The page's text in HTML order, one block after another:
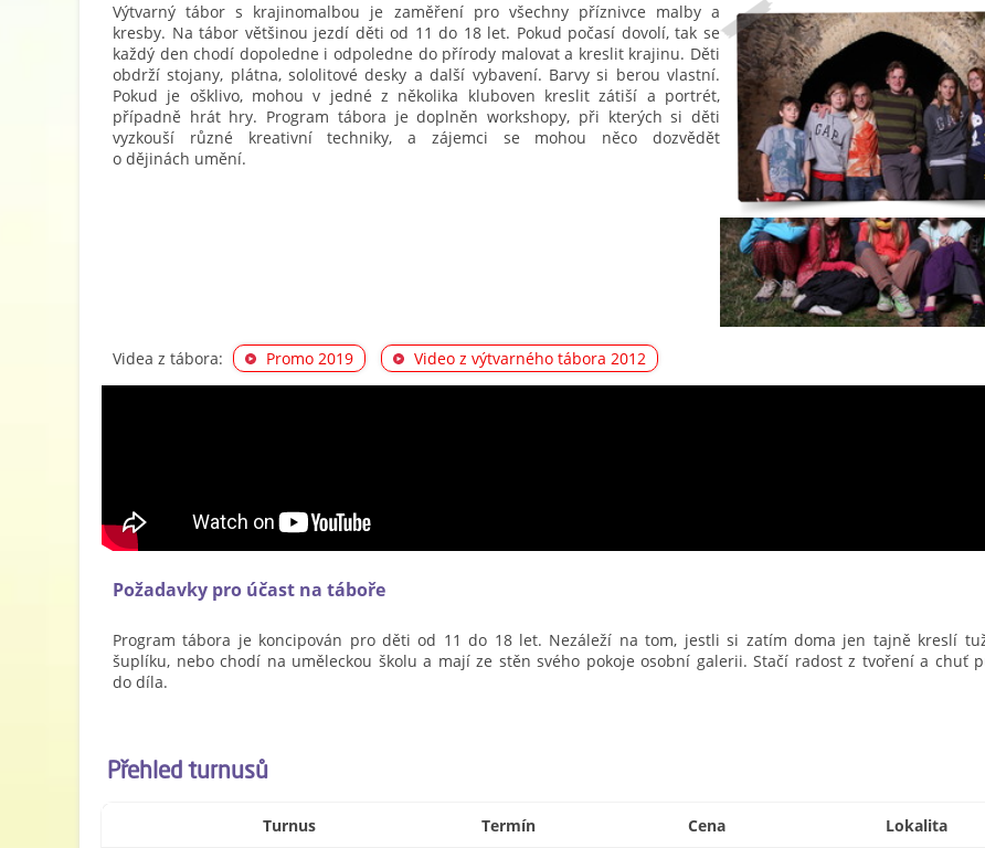
Výtvarný tábor s krajinomalbou je zaměření pro všechny příznivce malby a
kresby. Na tábor většinou jezdí děti od 11 do 18 let. Pokud počasí dovolí, tak se
každý den chodí dopoledne i odpoledne do přírody malovat a kreslit krajinu. Děti
obdrží stojany, plátna, sololitové desky a další vybavení. Barvy si berou vlastní.
Pokud je ošklivo, mohou v jedné z několika kluboven kreslit zátiší a portrét,
případně hrát hry. Program tábora je doplněn workshopy, při kterých si děti
vyzkouší různé kreativní techniky, a zájemci se mohou něco dozvědět
o dějinách umění.
Videa z tábora: Promo 2019 Video z výtvarného tábora 2012
Požadavky pro účast na táboře
Program tábora je koncipován pro děti od 11 do 18 let. Nezáleží na tom, jestli si zatím doma jen tajně kreslí
šuplíku, nebo chodí na uměleckou školu a mají ze stěn svého pokoje osobní galerii. Stačí radost z tvoření a chuť
do díla.
Přehled turnusů
Turnus Termín Cena Lokalita